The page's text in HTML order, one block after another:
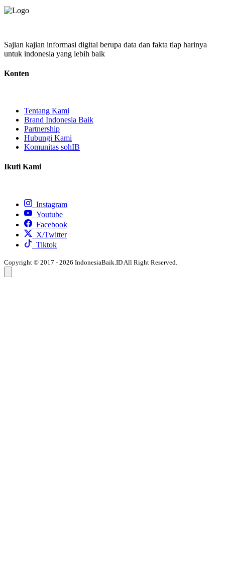
Sajian kajian informasi digital berupa data dan fakta tiap harinya
untuk indonesia yang lebih baik
Konten
Tentang Kami
Brand Indonesia Baik
Partnership
Hubungi Kami
Komunitas sohIB
Ikuti Kami
Instagram
Youtube
Facebook
X/Twitter
Tiktok
Copyright © 2017 - 2026 IndonesiaBaik.ID All Right Reserved.